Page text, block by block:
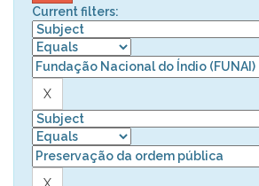
Current filters: